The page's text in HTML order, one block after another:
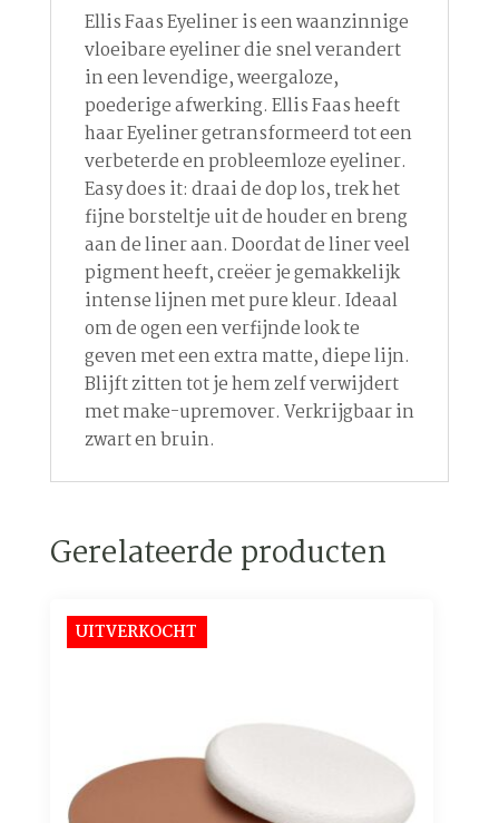
Ellis Faas Eyeliner is een waanzinnige
vloeibare eyeliner die snel verandert
in een levendige, weergaloze,
poederige afwerking. Ellis Faas heeft
haar Eyeliner getransformeerd tot een
verbeterde en probleemloze eyeliner.
Easy does it: draai de dop los, trek het
fijne borsteltje uit de houder en breng
aan de liner aan. Doordat de liner veel
pigment heeft, creëer je gemakkelijk
intense lijnen met pure kleur. Ideaal
om de ogen een verfijnde look te
geven met een extra matte, diepe lijn.
Blijft zitten tot je hem zelf verwijdert
met make-upremover. Verkrijgbaar in
zwart en bruin.
Gerelateerde producten
UITVERKOCHT